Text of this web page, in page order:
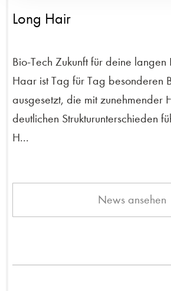
Long Hair
Bio-Tech Zukunft für deine
Haar ist Tag für Tag besonderen
ausgesetzt, die mit zunehmender
deutlichen Strukturunterschieden
H...
News ansehen